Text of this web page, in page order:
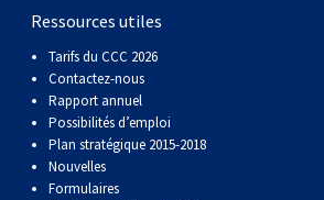
Ressources utiles
Tarifs du CCC 2026
Contactez-nous
Rapport annuel
Possibilités d’emploi
Plan stratégique 2015-2018
Nouvelles
Formulaires